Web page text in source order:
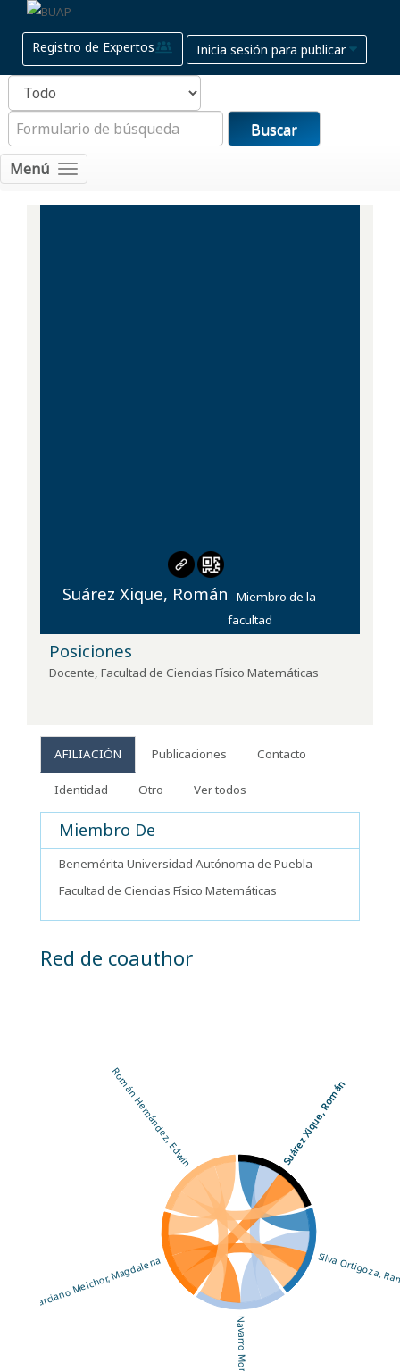
Registro de Expertos Inicia sesión para publicar
Buscar
Menú
Suárez Xique, Román
Miembro de la
facultad
Posiciones
Docente, Facultad de Ciencias Físico Matemáticas
AFILIACIÓN Publicaciones Contacto
Identidad Otro Ver todos
Miembro De
Benemérita Universidad Autónoma de Puebla
Facultad de Ciencias Físico Matemáticas
Red de coauthor
Suárez Xique, Román
Silva Ortigoza,
Marciano Melchor, Magdalena
Román Hernández, Edwin